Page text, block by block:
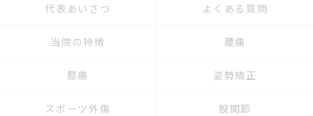
代表あいさつ よくある質問
当院の特徴 腰痛
膝痛 姿勢矯正
スポーツ外傷 股関節